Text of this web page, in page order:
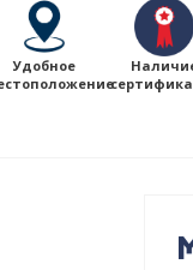
Удобное